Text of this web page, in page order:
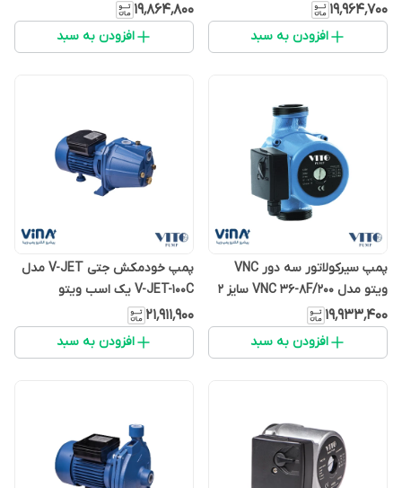
۱۹٬۹۶۴٬۷۰۰
افزودن به سبد
۱۹٬۸۶۴٬۸۰۰
افزودن به سبد
پمپ سیرکولاتور سه دور VNC
ویتو مدل VNC 36-8F/200 سایز 2
اینچ
۱۹٬۹۳۳٬۴۰۰
افزودن به سبد
پمپ خودمکش جتی V-JET مدل
V-JET-100C یک اسب ویتو
۲۱٬۹۱۱٬۹۰۰
افزودن به سبد